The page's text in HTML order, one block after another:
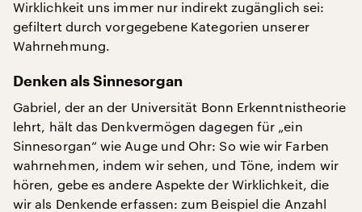
Wirklichkeit uns immer nur indirekt zugänglich sei:
gefiltert durch vorgegebene Kategorien unserer
Wahrnehmung.
Denken als Sinnesorgan
Gabriel, der an der Universität Bonn Erkenntnistheorie
lehrt, hält das Denkvermögen dagegen für „ein
Sinnesorgan“ wie Auge und Ohr: So wie wir Farben
wahrnehmen, indem wir sehen, und Töne, indem wir
hören, gebe es andere Aspekte der Wirklichkeit, die
wir als Denkende erfassen: zum Beispiel die Anzahl